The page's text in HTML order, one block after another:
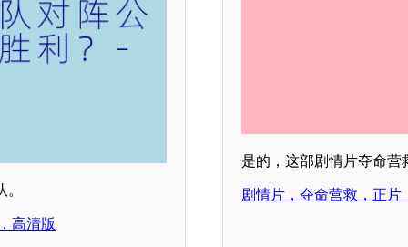
高清版
是的，这部剧情片夺命营
剧情片，夺命营救，正片